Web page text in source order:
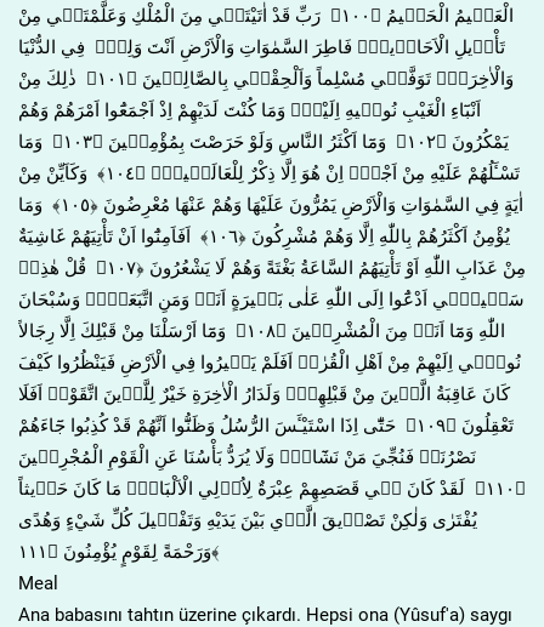
الْعَل۪يمُ الْحَك۪يمُ ﴿١٠٠﴾ رَبِّ قَدْ اٰتَيْتَن۪ي مِنَ الْمُلْكِ وَعَلَّمْتَن۪ي مِنْ
تَأْو۪يلِ الْاَحَاد۪يثِۚ فَاطِرَ السَّمٰوَاتِ وَالْاَرْضِ اَنْتَ وَلِيّ۪ فِي الدُّنْيَا
وَالْاٰخِرَةِۚ تَوَفَّن۪ي مُسْلِماً وَاَلْحِقْن۪ي بِالصَّالِح۪ينَ ﴿١٠١﴾ ذٰلِكَ مِنْ
اَنْبَٓاءِ الْغَيْبِ نُوح۪يهِ اِلَيْكَۚ وَمَا كُنْتَ لَدَيْهِمْ اِذْ اَجْمَعُٓوا اَمْرَهُمْ وَهُمْ
يَمْكُرُونَ ﴿١٠٢﴾ وَمَٓا اَكْثَرُ النَّاسِ وَلَوْ حَرَصْتَ بِمُؤْمِن۪ينَ ﴿١٠٣﴾ وَمَا
تَسْـَٔلُهُمْ عَلَيْهِ مِنْ اَجْرٍۜ اِنْ هُوَ اِلَّا ذِكْرٌ لِلْعَالَم۪ينَ۟ ﴿١٠٤﴾ وَكَاَيِّنْ مِنْ
اٰيَةٍ فِي السَّمٰوَاتِ وَالْاَرْضِ يَمُرُّونَ عَلَيْهَا وَهُمْ عَنْهَا مُعْرِضُونَ ﴿١٠٥﴾ وَمَا
يُؤْمِنُ اَكْثَرُهُمْ بِاللّٰهِ اِلَّا وَهُمْ مُشْرِكُونَ ﴿١٠٦﴾ اَفَاَمِنُٓوا اَنْ تَأْتِيَهُمْ غَاشِيَةٌ
مِنْ عَذَابِ اللّٰهِ اَوْ تَأْتِيَهُمُ السَّاعَةُ بَغْتَةً وَهُمْ لَا يَشْعُرُونَ ﴿١٠٧﴾ قُلْ هٰذِه۪
سَب۪يل۪ٓي اَدْعُٓوا اِلَى اللّٰهِ عَلٰى بَص۪يرَةٍ اَنَا۬ وَمَنِ اتَّبَعَن۪يۜ وَسُبْحَانَ
اللّٰهِ وَمَٓا اَنَا۬ مِنَ الْمُشْرِك۪ينَ ﴿١٠٨﴾ وَمَٓا اَرْسَلْنَا مِنْ قَبْلِكَ اِلَّا رِجَالاً
نُوح۪ٓي اِلَيْهِمْ مِنْ اَهْلِ الْقُرٰىۜ اَفَلَمْ يَس۪يرُوا فِي الْاَرْضِ فَيَنْظُرُوا كَيْفَ
كَانَ عَاقِبَةُ الَّذ۪ينَ مِنْ قَبْلِهِمْۜ وَلَدَارُ الْاٰخِرَةِ خَيْرٌ لِلَّذ۪ينَ اتَّقَوْاۜ اَفَلَا
تَعْقِلُونَ ﴿١٠٩﴾ حَتّٰٓى اِذَا اسْتَيْـَٔسَ الرُّسُلُ وَظَنُّٓوا اَنَّهُمْ قَدْ كُذِبُوا جَٓاءَهُمْ
نَصْرُنَاۙ فَنُجِّيَ مَنْ نَشَٓاءُۜ وَلَا يُرَدُّ بَأْسُنَا عَنِ الْقَوْمِ الْمُجْرِم۪ينَ
﴿١١٠﴾ لَقَدْ كَانَ ف۪ي قَصَصِهِمْ عِبْرَةٌ لِاُو۬لِي الْاَلْبَابِۜ مَا كَانَ حَد۪يثاً
يُفْتَرٰى وَلٰكِنْ تَصْد۪يقَ الَّذ۪ي بَيْنَ يَدَيْهِ وَتَفْص۪يلَ كُلِّ شَيْءٍ وَهُدًى
وَرَحْمَةً لِقَوْمٍ يُؤْمِنُونَ ﴿١١١﴾
Meal
Ana babasını tahtın üzerine çıkardı. Hepsi ona (Yûsuf'a) saygı